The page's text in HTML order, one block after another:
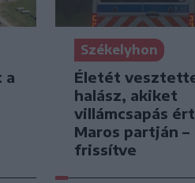
a
Székelyhon
Életét
halász, akiket
villámcsapás
Maros partján –
frissítve